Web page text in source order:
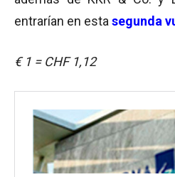
entrarían en esta segunda
€ 1 = CHF 1,12